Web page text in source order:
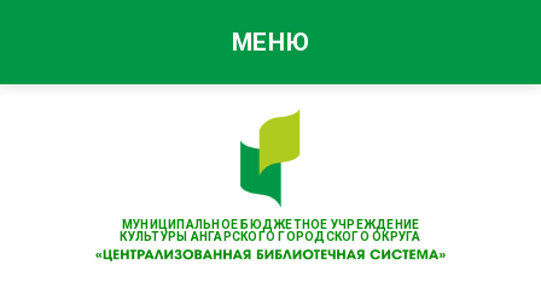
МУНИЦИПАЛЬНОЕ БЮДЖЕТНОЕ УЧРЕЖДЕНИЕ
КУЛЬТУРЫ АНГАРСКОГО ГОРОДСКОГО ОКРУГА
МЕНЮ